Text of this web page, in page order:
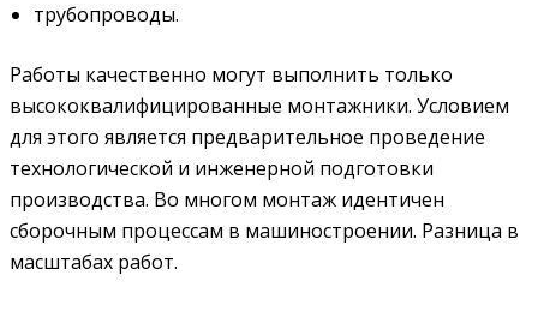
трубопроводы.
Работы качественно могут выполнить только
высококвалифицированные монтажники. Условием
для этого является предварительное проведение
технологической и инженерной подготовки
производства. Во многом монтаж идентичен
сборочным процессам в машиностроении. Разница в
масштабах работ.